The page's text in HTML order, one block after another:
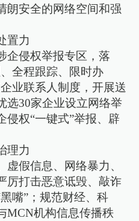
朗安全的网络空间和强
置力
企侵权举报专区，落
全程跟踪、限时办
业联系人制度，开展送
选30家企业设立网络举
侵权“一键式”举报、辟
理力
假信息、网络暴力、
厉打击恶意诋毁、敲诈
嘴”；规范财经、科
MCN机构信息传播秩